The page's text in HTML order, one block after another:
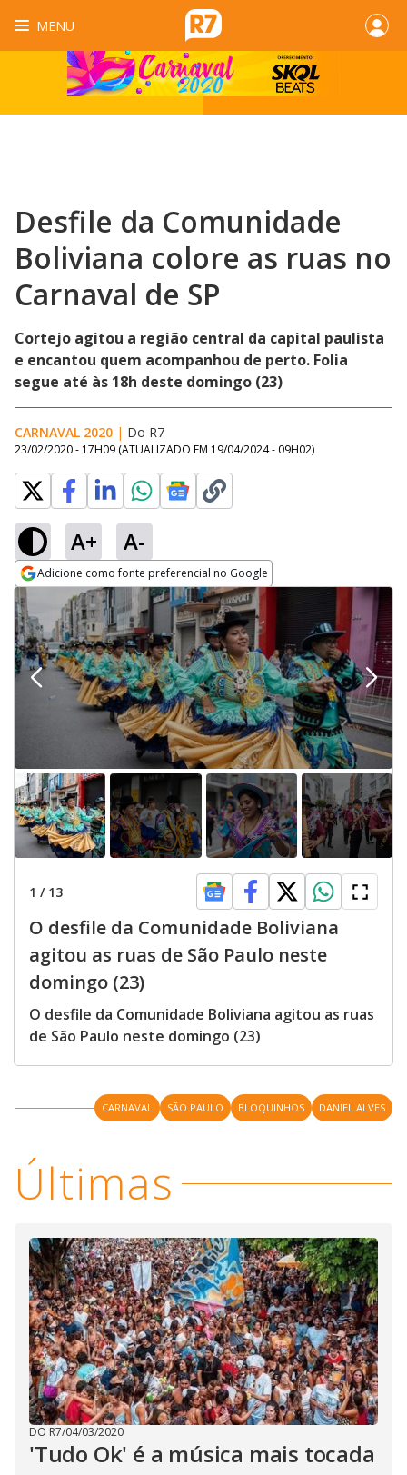
MENU
Desfile da Comunidade
Boliviana colore as ruas no
Carnaval de SP
Cortejo agitou a região central da capital paulista
e encantou quem acompanhou de perto. Folia
segue até às 18h deste domingo (23)
CARNAVAL 2020 | Do R7
23/02/2020 - 17H09 (ATUALIZADO EM 19/04/2024 - 09H02)
A+ A-
Adicione como fonte preferencial no Google
Opens in new window
1 / 13
O desfile da Comunidade Boliviana
agitou as ruas de São Paulo neste
domingo (23)
O desfile da Comunidade Boliviana agitou as ruas
de São Paulo neste domingo (23)
CARNAVAL SÃO PAULO BLOQUINHOS DANIEL ALVES
Últimas
DO R7/04/03/2020
'Tudo Ok' é a música mais tocada